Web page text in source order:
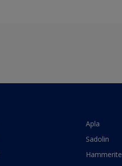
Apla
Sadolin
Hammerite